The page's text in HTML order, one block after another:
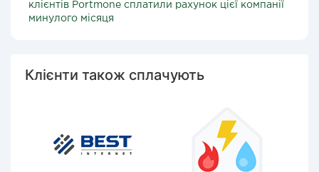
клієнтів Portmone сплатили рахунок цієї компанії
минулого місяця
Клієнти також сплачують